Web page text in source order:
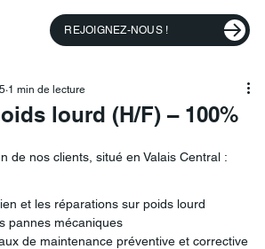
REJOIGNEZ-NOUS !
lourd (H/F) – 100%
1 min de lecture
de nos clients, situé en Valais Central :
et les réparations sur poids lourd
pannes mécaniques
de maintenance préventive et corrective